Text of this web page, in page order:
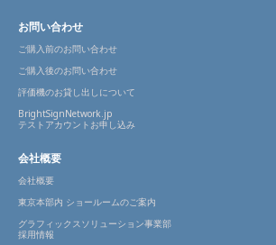
お問い合わせ
ご購入前のお問い合わせ
ご購入後のお問い合わせ
評価機のお貸し出しについて
BrightSignNetwork.jp
テストアカウントお申し込み
会社概要
会社概要
東京本部内 ショールームのご案内
グラフィックスソリューション事業部
採用情報